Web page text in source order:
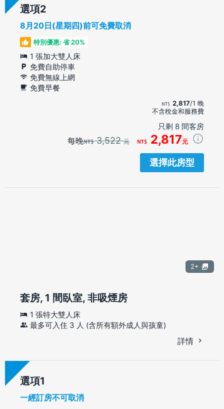
選項
8月20日(星期四)前可免費取消
特別優惠: 省 20%
1 張加大雙人床
免費自助停車
免費無線上網
免費早餐
2,817/1 晚
不含稅金和服務費
只剩 8 間客房
每晚 3,522元 2,817元
選擇此房型
2+
套房, 1 間臥室, 非吸煙房
1 張特大雙人床
最多可入住 3 人 (含所有額外成人與孩童)
詳情
選項
一經訂房不可取消